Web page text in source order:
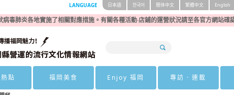
病毒肺炎各地實施了相關對應措施。有關各種活動·店鋪的運營狀況請至各官方網站確
LANGUAGE 日本語 한국어 簡体中文 繁體中文 English
點 福岡美食 Enjoy 福岡 專訪 · 連載